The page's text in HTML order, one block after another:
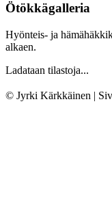
Ötökkägalleria
Hyönteis- ja
alkaen.
Ladataan tilastoja...
© Jyrki Kärkkäinen |